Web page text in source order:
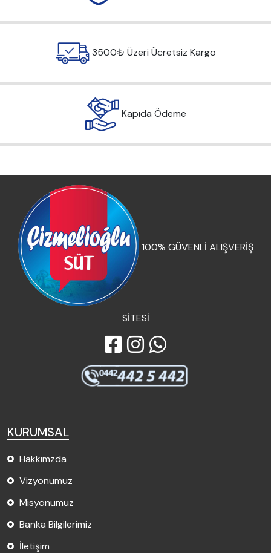
3500₺ Üzeri Ücretsiz Kargo
Kapıda Ödeme
100% GÜVENLİ ALIŞVERİŞ
SİTESİ
KURUMSAL
Hakkımzda
Vizyonumuz
Misyonumuz
Banka Bilgilerimiz
İletişim